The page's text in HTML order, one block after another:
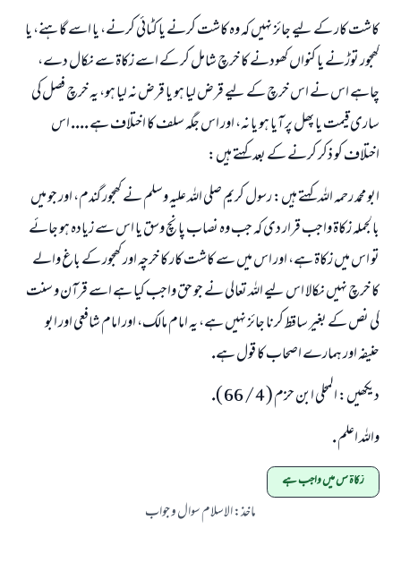
كاشت كار كے ليے جائز نہيں كہ وہ كاشت كرنے يا كٹائى كرنے، يا اسے گاہنے، يا
كھجور توڑنے يا كنواں كھودنے كا خرچ شامل كر كے اسے زكاۃ سے نكال دے،
چاہے اس نے اس خرچ كے ليے قرض ليا ہو يا قرض نہ ليا ہو، يہ خرچ فصل كى
سارى قيمت يا پھل پر آيا ہو يا نہ، اور اس جگہ سلف كا اختلاف ہے .... اس
اختلاف كو ذكر كرنے كے بعد كہتے ہيں:
ابو محمد رحمہ اللہ كہتے ہيں: رسول كريم صلى اللہ عليہ وسلم نے كھجور گندم، اور جو ميں
بالجملہ زكاۃ واجب قرار دى كہ جب وہ نصاب پانچ وسق يا اس سے زيادہ ہو جائے
تو اس ميں زكاۃ ہے، اور اس ميں سے كاشت كار كا خرچہ اور كھجور كے باغ والے
كا خرچ نہيں نكالا اس ليے اللہ تعالى نے جو حق واجب كيا ہے اسے قرآن و سنت
كى نص كے بغير ساقط كرنا جائز نہيں ہے، يہ امام مالك، اور امام شافعى اور ابو
حنيفہ اور ہمارے اصحاب كا قول ہے.
ديكھيں: المحلى ابن حزم ( 4 / 66 ).
واللہ اعلم .
زکاۃ کس میں واجب ہے
ماخذ:الاسلام سوال و جواب